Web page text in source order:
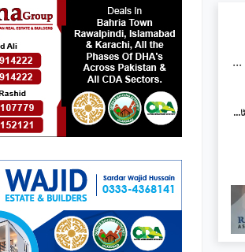
بحریہ ٹاؤن فیز 8 ۔ عثمان بلاک, بحریہ ٹاؤن فیز 8 ۔ سفاری ویلی
بحریہ ٹاؤن فیز 8 ۔ عثمان بلاک بحریہ ٹاؤن فیز 8 ۔ سفاری ویلی,بحریہ ٹاؤن فیز 8,بحریہ ٹاؤن راولپنڈی,راولپنڈی میں 5 کمروں کا 7 مرلہ مکان 82.0 ہزار میں کرایہ پر دستیاب ہے۔